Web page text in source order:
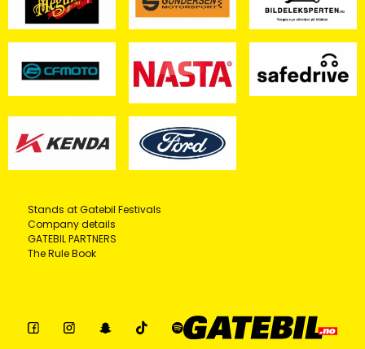
Stands at Gatebil Festivals
Company details
GATEBIL PARTNERS
The Rule Book